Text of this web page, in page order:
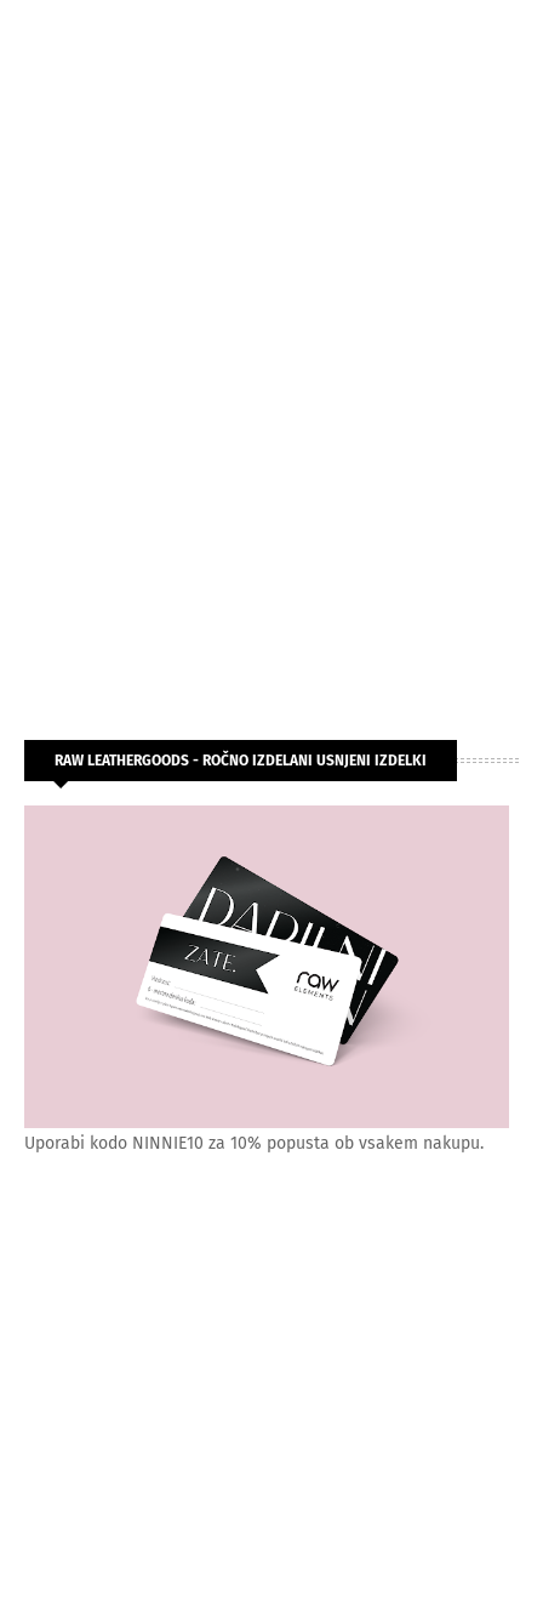
RAW LEATHERGOODS - ROČNO IZDELANI USNJENI IZDELKI
Uporabi kodo NINNIE10 za 10% popusta ob vsakem nakupu.